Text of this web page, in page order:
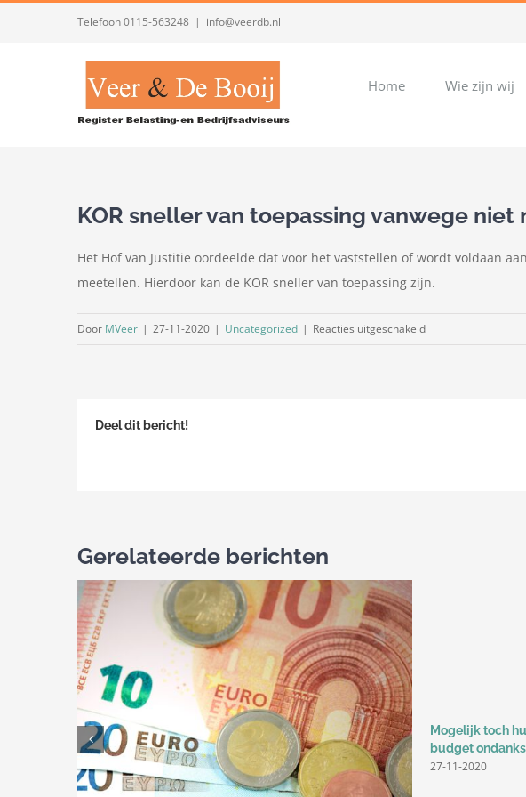
Telefoon 0115-563248 | info@veerdb.nl
Home Wie zijn wij
KOR sneller van toepassing vanwege
Het Hof van Justitie oordeelde dat voor het vaststellen of wordt voldaan
meetellen. Hierdoor kan de KOR sneller van toepassing zijn.
Door MVeer | 27-11-2020 | Uncategorized | Reacties uitgeschakeldvoor
Deel dit bericht!
Gerelateerde berichten
Mogelijk toch
budget
27-11-2020